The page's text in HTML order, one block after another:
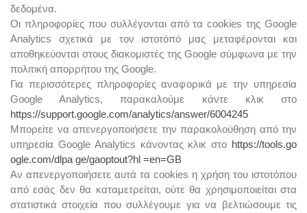
δεδομένα.
Οι πληροφορίες που συλλέγονται από τα cookies της Google
Analytics σχετικά με τον ιστοτόπό μας μεταφέρονται και
αποθηκεύονται στους διακομιστές της Google σύμφωνα με την
πολιτική απορρήτου της Google.
Για περισσότερες πληροφορίες αναφορικά με την υπηρεσία
Google Analytics, παρακαλούμε κάντε κλικ στο
https://support.google.com/analytics/answer/6004245
Μπορείτε να απενεργοποιήσετε την παρακολούθηση από την
υπηρεσία Google Analytics κάνοντας κλικ στο https://tools.go
ogle.com/dlpa ge/gaoptout?hl =en=GB
Αν απενεργοποιήσετε αυτά τα cookies η χρήση του ιστοτόπου
από εσάς δεν θα καταμετρείται, ούτε θα χρησιμοποιείται στα
στατιστικά στοιχεία που συλλέγουμε για να βελτιώσουμε τις